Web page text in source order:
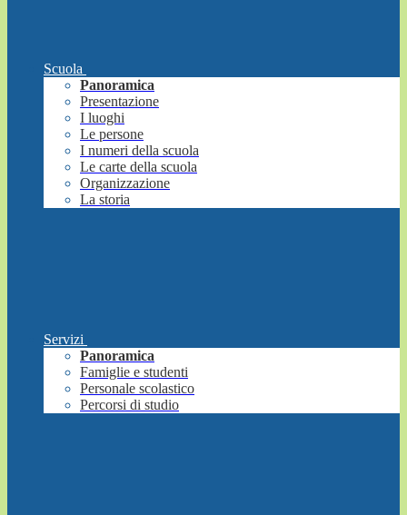
Scuola
Panoramica
Presentazione
I luoghi
Le persone
I numeri della scuola
Le carte della scuola
Organizzazione
La storia
Servizi
Panoramica
Famiglie e studenti
Personale scolastico
Percorsi di studio